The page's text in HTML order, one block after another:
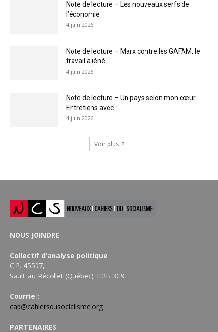
Note de lecture – Les nouveaux serfs de
l’économie
4 juin 2026
Note de lecture – Marx contre les GAFAM, le
travail aliéné...
4 juin 2026
Note de lecture – Un pays selon mon cœur.
Entretiens avec...
4 juin 2026
Voir plus
NOUS JOINDRE
Collectif d’analyse politique
C.P. 45507,
Sault-au-Récollet (Québec) H2B 3C9
Courriel :
cap@cahiersdusocialisme.org
PARTENAIRES